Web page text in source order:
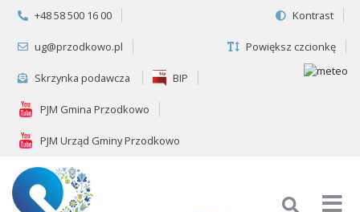
+48 58 500 16 00
ug@przodkowo.pl
Skrzynka podawcza BIP
PJM Gmina Przodkowo
PJM Urząd Gminy Przodkowo
Kontrast
Powiększ czcionkę